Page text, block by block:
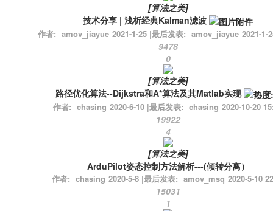
[算法之美]
技术分享 | 浅析经典Kalman滤波
作者: amov_jiayue 2021-1-25 |最后发表: amov_jiayue 2021-1-
9478
0
[算法之美]
路径优化算法--Dijkstra和A*算法及其Matlab实现
作者: chasing 2020-6-10 |最后发表: chasing 2020-10-20
19922
4
[算法之美]
ArduPilot姿态控制方法解析---(倾转分离）
作者: chasing 2020-5-8 |最后发表: amov_msq 2020-5-10
15031
1